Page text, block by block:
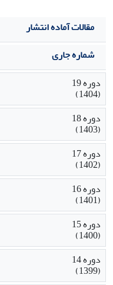
مقالات آماده انتشار
شماره جاری
دوره 19
(1404)
دوره 18
(1403)
دوره 17
(1402)
دوره 16
(1401)
دوره 15
(1400)
دوره 14
(1399)